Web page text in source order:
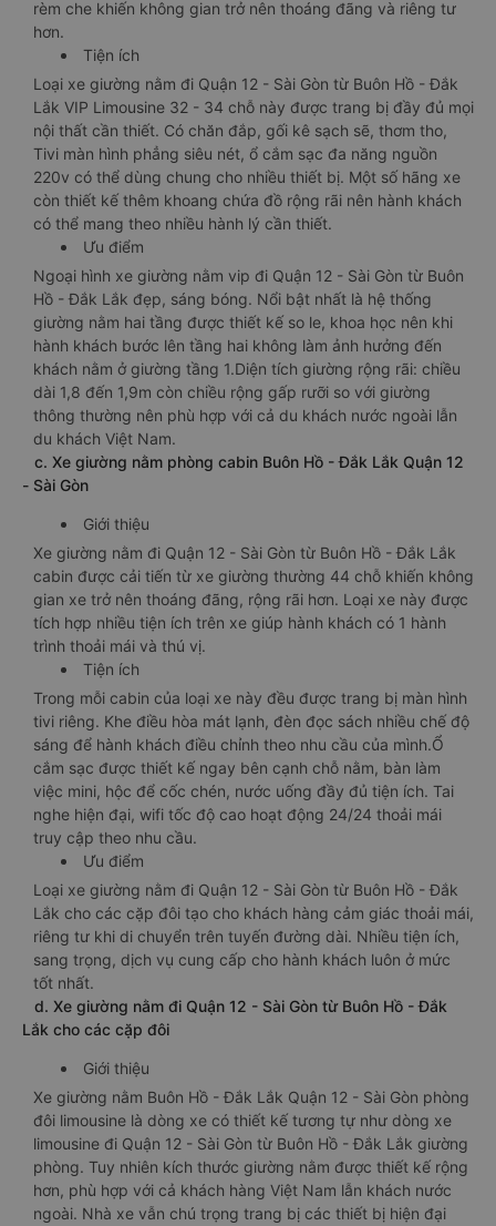
rèm che khiến không gian trở nên thoáng đãng và riêng tư
hơn.
Tiện ích
Loại xe giường nằm đi Quận 12 - Sài Gòn từ Buôn Hồ - Đắk
Lắk VIP Limousine 32 - 34 chỗ này được trang bị đầy đủ mọi
nội thất cần thiết. Có chăn đắp, gối kê sạch sẽ, thơm tho,
Tivi màn hình phẳng siêu nét, ổ cắm sạc đa năng nguồn
220v có thể dùng chung cho nhiều thiết bị. Một số hãng xe
còn thiết kế thêm khoang chứa đồ rộng rãi nên hành khách
có thể mang theo nhiều hành lý cần thiết.
Ưu điểm
Ngoại hình xe giường nằm vip đi Quận 12 - Sài Gòn từ Buôn
Hồ - Đắk Lắk đẹp, sáng bóng. Nổi bật nhất là hệ thống
giường nằm hai tầng được thiết kế so le, khoa học nên khi
hành khách bước lên tầng hai không làm ảnh hưởng đến
khách nằm ở giường tầng 1.Diện tích giường rộng rãi: chiều
dài 1,8 đến 1,9m còn chiều rộng gấp rưỡi so với giường
thông thường nên phù hợp với cả du khách nước ngoài lẫn
du khách Việt Nam.
c. Xe giường nằm phòng cabin Buôn Hồ - Đắk Lắk Quận 12
- Sài Gòn
Giới thiệu
Xe giường nằm đi Quận 12 - Sài Gòn từ Buôn Hồ - Đắk Lắk
cabin được cải tiến từ xe giường thường 44 chỗ khiến không
gian xe trở nên thoáng đãng, rộng rãi hơn. Loại xe này được
tích hợp nhiều tiện ích trên xe giúp hành khách có 1 hành
trình thoải mái và thú vị.
Tiện ích
Trong mỗi cabin của loại xe này đều được trang bị màn hình
tivi riêng. Khe điều hòa mát lạnh, đèn đọc sách nhiều chế độ
sáng để hành khách điều chỉnh theo nhu cầu của mình.Ổ
cắm sạc được thiết kế ngay bên cạnh chỗ nằm, bàn làm
việc mini, hộc để cốc chén, nước uống đầy đủ tiện ích. Tai
nghe hiện đại, wifi tốc độ cao hoạt động 24/24 thoải mái
truy cập theo nhu cầu.
Ưu điểm
Loại xe giường nằm đi Quận 12 - Sài Gòn từ Buôn Hồ - Đắk
Lắk cho các cặp đôi tạo cho khách hàng cảm giác thoải mái,
riêng tư khi di chuyển trên tuyến đường dài. Nhiều tiện ích,
sang trọng, dịch vụ cung cấp cho hành khách luôn ở mức
tốt nhất.
d. Xe giường nằm đi Quận 12 - Sài Gòn từ Buôn Hồ - Đắk
Lắk cho các cặp đôi
Giới thiệu
Xe giường nằm Buôn Hồ - Đắk Lắk Quận 12 - Sài Gòn phòng
đôi limousine là dòng xe có thiết kế tương tự như dòng xe
limousine đi Quận 12 - Sài Gòn từ Buôn Hồ - Đắk Lắk giường
phòng. Tuy nhiên kích thước giường nằm được thiết kế rộng
hơn, phù hợp với cả khách hàng Việt Nam lẫn khách nước
ngoài. Nhà xe vẫn chú trọng trang bị các thiết bị hiện đại